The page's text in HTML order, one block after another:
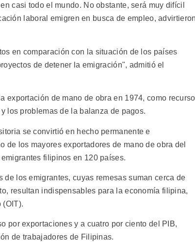
casi todo el mundo. No obstante, será muy difícil
laboral emigren en busca de empleo,
en comparación con la situación de los países
de detener la emigración", admitió el
exportación de mano de obra en 1974, como recurso
los problemas de la balanza de pagos.
se convirtió en hecho permanente e
los mayores exportadores de mano de obra del
filipinos en 120 países.
los emigrantes, cuyas remesas suman cerca de
resultan indispensables para la economía filipina,
(OIT).
por exportaciones y a cuatro por ciento del PIB,
de trabajadores de Filipinas.